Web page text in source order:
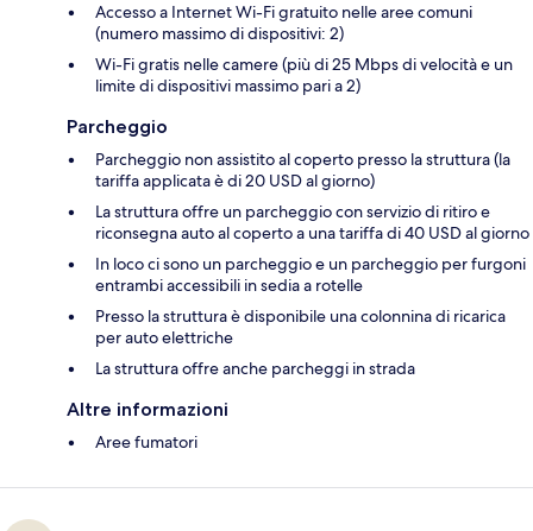
Accesso a Internet Wi-Fi gratuito nelle aree comuni
(numero massimo di dispositivi: 2)
Wi-Fi gratis nelle camere (più di 25 Mbps di velocità e un
limite di dispositivi massimo pari a 2)
Parcheggio
Parcheggio non assistito al coperto presso la struttura (la
tariffa applicata è di 20 USD al giorno)
La struttura offre un parcheggio con servizio di ritiro e
riconsegna auto al coperto a una tariffa di 40 USD al giorno
In loco ci sono un parcheggio e un parcheggio per furgoni
entrambi accessibili in sedia a rotelle
Presso la struttura è disponibile una colonnina di ricarica
per auto elettriche
La struttura offre anche parcheggi in strada
Altre informazioni
Aree fumatori